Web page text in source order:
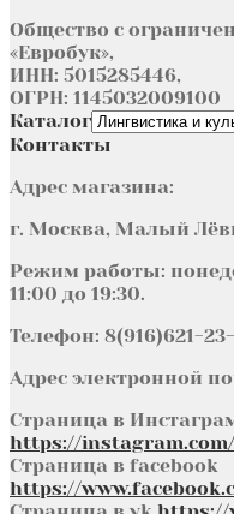
Общество с
«Евробук»,
ИНН: 5015285446,
ОГРН: 1145032009100
Каталог
Контакты
Адрес магазина:
г. Москва, Малый
Режим работы:
11:00 до 19:30.
Телефон: 8(916)621-
Адрес электронной
Страница в
https://
Страница в facebook
https://